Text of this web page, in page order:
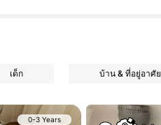
743K ผู้ติดตาม
เด็ก บ้าน & ที่อยู่อาศัย
0-3 Years